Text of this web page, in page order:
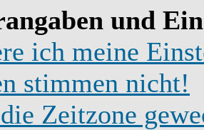
und
ich meine
stimmen nicht!
Zeitzone